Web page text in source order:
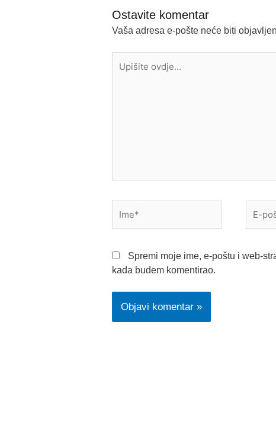
Ostavite komentar
Vaša adresa e-pošte neće biti
ovdje...
pošta*
Spremi moje ime, e-poštu i web-
kada budem komentirao.